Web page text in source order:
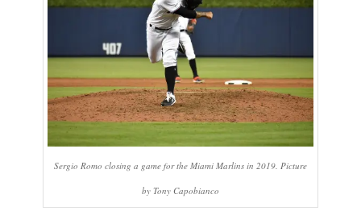
Sergio Romo closing a game for the Miami Marlins in 2019. Picture
by Tony Capobianco